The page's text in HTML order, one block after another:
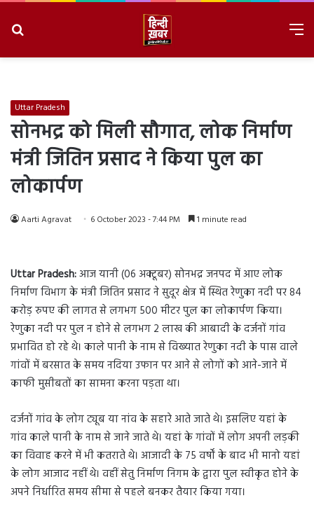
Uttar Pradesh
सोनभद्र को मिली सौगात, लोक निर्माण
मंत्री जितिन प्रसाद ने किया पुल का
लोकार्पण
Aarti Agravat 6 October 2023 - 7:44 PM 1 minute read
Uttar Pradesh:आज यानी (06 अक्टूबर) सोनभद्र जनपद में आए लोक
निर्माण विभाग के मंत्री जितिन प्रसाद ने सुदूर क्षेत्र में स्थित रेणुका नदी पर 84
करोड़ रुपए की लागत से लगभग 500 मीटर पुल का लोकार्पण किया।
रेणुका नदी पर पुल न होने से लगभग 2 लाख की आबादी के दर्जनों गांव
प्रभावित हो रहे थे। काले पानी के नाम से विख्यात रेणुका नदी के पास वाले
गांवों में बरसात के समय नदिया उफान पर आने से लोगों को आने-जाने में
काफी मुसीबतों का सामना करना पड़ता था।
दर्जनों गांव के लोग ट्यूब या नांव के सहारे आते जाते थे। इसलिए यहां के
गांव काले पानी के नाम से जाने जाते थे। यहां के गांवों में लोग अपनी लड़की
का विवाह करने में भी कतराते थे। आजादी के 75 वर्षों के बाद भी मानो यहां
के लोग आजाद नहीं थे। वहीं सेतु निर्माण निगम के द्वारा पुल स्वीकृत होने के
अपने निर्धारित समय सीमा से पहले बनकर तैयार किया गया।